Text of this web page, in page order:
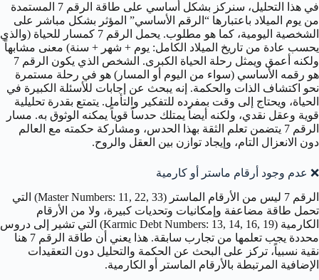
في هذا التحليل، سنركز بشكل أساسي على طاقة الرقم 7 المستمدة
من يوم الميلاد باعتبارها “الرقم الأساسي” المؤثر بشكل مباشر على
الشخصية اليومية، كما هو مطلوب. يحمل الرقم 7 كمسار للحياة (والذي
يحسب عادة من تاريخ الميلاد الكامل: يوم + شهر + سنة) معنى مشابهاً
ولكنه أعمق ويمثل رحلة الحياة الكبرى. الشخص الذي يكون الرقم 7
هو رقمه الأساسي (سواء من اليوم أو المسار) هو في رحلة مستمرة
نحو اكتشاف الذات والحكمة. إنه يبحث عن إجابات للأسئلة الكبيرة في
الحياة، ويحتاج إلى وقت بمفرده للتفكير والتأمل. يتمتع بقدرة تحليلية
قوية وعقل نقدي، ولكنه أيضاً يمتلك حدساً قوياً يمكنه الوثوق به. مسار
الرقم 7 يتضمن تعلم الثقة بهذا الحدس، ومشاركة حكمته مع العالم
دون الانعزال التام، وإيجاد توازن بين العقل والروح.
❌ عدم وجود أرقام ماستر أو كارمية
الرقم 7 ليس من الأرقام الماستر (Master Numbers: 11, 22, 33) التي
تحمل طاقة مضاعفة وإمكانيات وتحديات كبيرة، ولا من الأرقام
الكارمية (Karmic Debt Numbers: 13, 14, 16, 19) التي تشير إلى دروس
محددة يجب تعلمها من تجارب سابقة. هذا يعني أن طاقة الرقم 7 هنا
نقية نسبياً، تركز على البحث عن الحكمة والتحليل دون التعقيدات
الإضافية المرتبطة بالأرقام الماستر أو الكارمية.